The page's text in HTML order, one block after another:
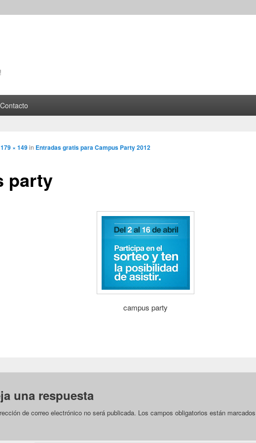
Contacto
party
179 × 149in Entradas gratis para Campus Party 2012
campus party
una respuesta
de correo electrónico no será publicada. Los campos obligatorios están